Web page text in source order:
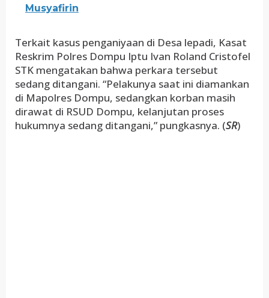
Musyafirin
Terkait kasus penganiyaan di Desa lepadi, Kasat
Reskrim Polres Dompu Iptu Ivan Roland Cristofel
STK mengatakan bahwa perkara tersebut
sedang ditangani. “Pelakunya saat ini diamankan
di Mapolres Dompu, sedangkan korban masih
dirawat di RSUD Dompu, kelanjutan proses
hukumnya sedang ditangani,” pungkasnya. (SR)